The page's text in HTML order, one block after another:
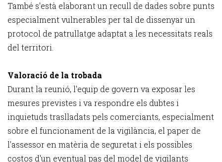
També s'està elaborant un recull de dades sobre punts
especialment vulnerables per tal de dissenyar un
protocol de patrullatge adaptat a les necessitats reals
del territori.
Valoració de la trobada
Durant la reunió, l'equip de govern va exposar les
mesures previstes i va respondre els dubtes i
inquietuds traslladats pels comerciants, especialment
sobre el funcionament de la vigilància, el paper de
l'assessor en matèria de seguretat i els possibles
costos d'un eventual pas del model de vigilants